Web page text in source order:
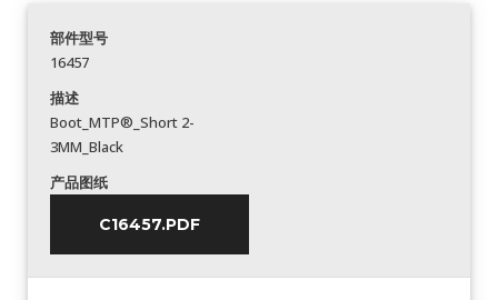
部件型号
16457
描述
Boot_MTP®_Short 2-
3MM_Black
产品图纸
C16457.PDF